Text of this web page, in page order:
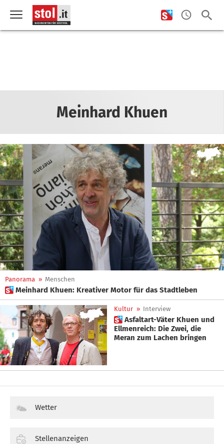
Meinhard Khuen
Panorama » Menschen
 Meinhard Khuen: Kreativer Motor für das Stadtleben
Kultur » Interview
 Asfaltart-Väter Khuen und
Ellmenreich: Die Zwei, die
Meran zum Lachen bringen
Wetter
Stellenanzeigen